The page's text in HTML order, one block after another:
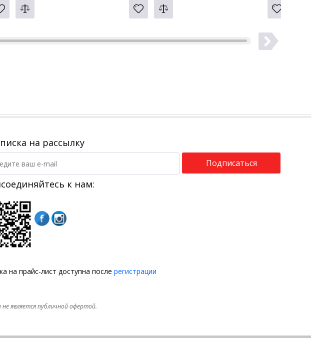
на рассылку
Подписаться
к нам:
на прайс-лист доступна после регистрации
является публичной офертой.